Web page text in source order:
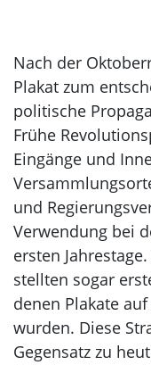
Nach der
Plakat zum
politische
Frühe
Eingänge und
und
Verwendung bei
ersten
stellten sogar
denen Plakate
wurden. Diese
Gegensatz zu